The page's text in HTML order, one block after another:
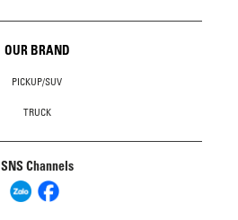
OUR BRAND
PICKUP/SUV
TRUCK
SNS Channels